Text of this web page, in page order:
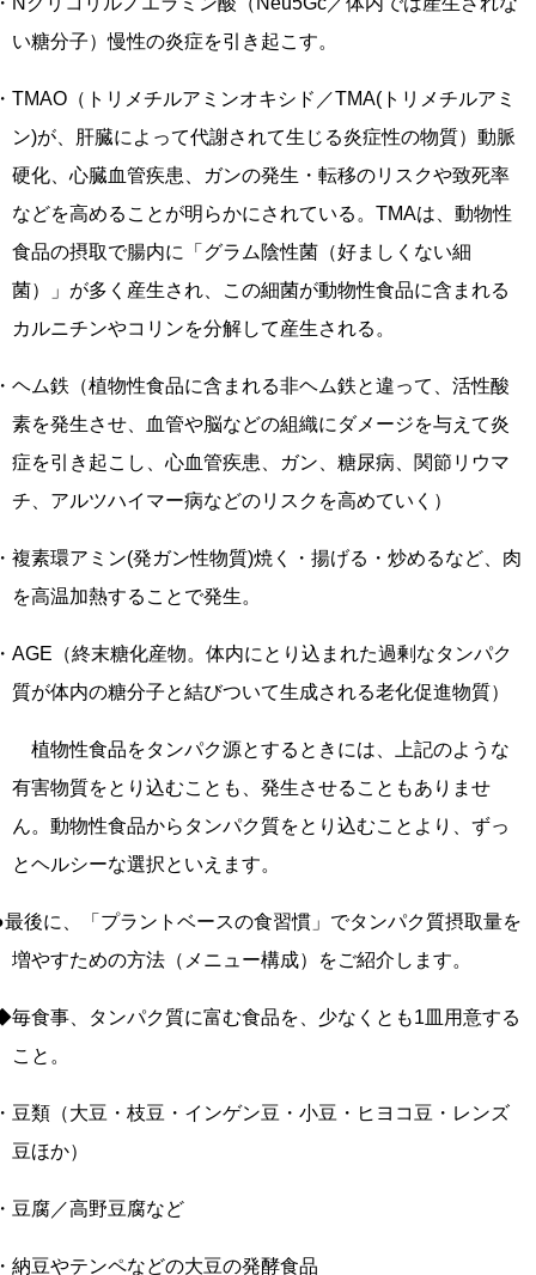
い糖分子）慢性の炎症を引き起こす。
TMAO（トリメチルアミンオキシド／TMA(トリメチルアミ
ン)が、肝臓によって代謝されて生じる炎症性の物質）動脈
硬化、心臓血管疾患、ガンの発生・転移のリスクや致死率
などを高めることが明らかにされている。TMAは、動物性
食品の摂取で腸内に「グラム陰性菌（好ましくない細
菌）」が多く産生され、この細菌が動物性食品に含まれる
カルニチンやコリンを分解して産生される。
ヘム鉄（植物性食品に含まれる非ヘム鉄と違って、活性酸
素を発生させ、血管や脳などの組織にダメージを与えて炎
症を引き起こし、心血管疾患、ガン、糖尿病、関節リウマ
チ、アルツハイマー病などのリスクを高めていく）
複素環アミン(発ガン性物質)焼く・揚げる・炒めるなど、肉
を高温加熱することで発生。
AGE（終末糖化産物。体内にとり込まれた過剰なタンパク
質が体内の糖分子と結びついて生成される老化促進物質）
植物性食品をタンパク源とするときには、上記のような
有害物質をとり込むことも、発生させることもありませ
ん。動物性食品からタンパク質をとり込むことより、ずっ
とヘルシーな選択といえます。
最後に、「プラントベースの食習慣」でタンパク質摂取量を
増やすための方法（メニュー構成）をご紹介します。
毎食事、タンパク質に富む食品を、少なくとも1皿用意する
こと。
豆類（大豆・枝豆・インゲン豆・小豆・ヒヨコ豆・レンズ
豆ほか）
豆腐／高野豆腐など
納豆やテンペなどの大豆の発酵食品